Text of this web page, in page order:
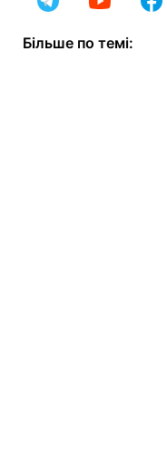
Більше по темі: